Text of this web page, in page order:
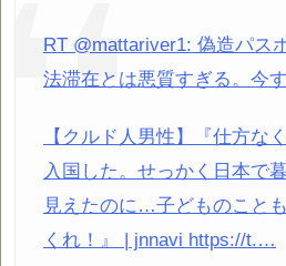
RT @mattariver1: 偽造パス
法滞在とは悪質すぎる。今
【クルド人男性】『仕方な
入国した。せっかく日本で
見えたのに…子どものこと
くれ！』 | jnnavi https://t.…